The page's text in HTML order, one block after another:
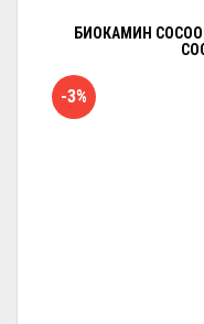
БИОКАМИН
-3%